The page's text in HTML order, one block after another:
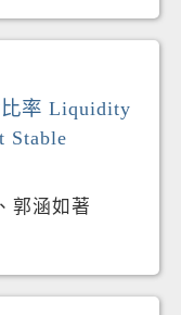
率 Liquidity
Stable
郭涵如著